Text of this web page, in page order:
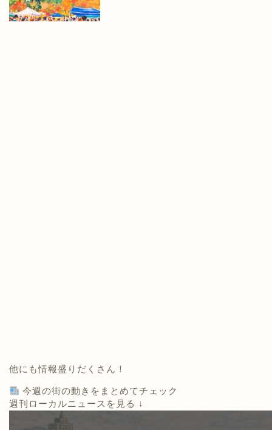
他にも情報盛りだくさん！
今週の街の動きをまとめてチェック
週刊ローカルニュースを見る ↓